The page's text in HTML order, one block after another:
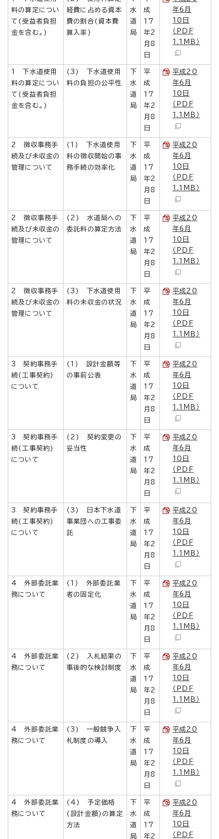
料の算定につい
て(受益者負担
金を含む。)
経費に占める資本
費の割合(資本費
算入率)
水
道
局
成
17
年2
月8
日
年6月
10日
（PDF
1.1MB）
1 下水道使用
料の算定につい
て(受益者負担
金を含む。)
(3) 下水道使用
料の負担の公平性
下
水
道
局
平
成
17
年2
月8
日
平成20
年6月
10日
（PDF
1.1MB）
2 徴収事務手
続及び未収金の
管理について
(1) 下水道使用
料の徴収開始の事
務手続の効率化
下
水
道
局
平
成
17
年2
月8
日
平成20
年6月
10日
（PDF
1.1MB）
2 徴収事務手
続及び未収金の
管理について
(2) 水道局への
委託料の算定方法
下
水
道
局
平
成
17
年2
月8
日
平成20
年6月
10日
（PDF
1.1MB）
2 徴収事務手
続及び未収金の
管理について
(3) 下水道使用
料の未収金の状況
下
水
道
局
平
成
17
年2
月8
日
平成20
年6月
10日
（PDF
1.1MB）
3 契約事務手
続(工事契約)
について
(1) 設計金額等
の事前公表
下
水
道
局
平
成
17
年2
月8
日
平成20
年6月
10日
（PDF
1.1MB）
3 契約事務手
続(工事契約)
について
(2) 契約変更の
妥当性
下
水
道
局
平
成
17
年2
月8
日
平成20
年6月
10日
（PDF
1.1MB）
3 契約事務手
続(工事契約)
について
(3) 日本下水道
事業団への工事委
託
下
水
道
局
平
成
17
年2
月8
日
平成20
年6月
10日
（PDF
1.1MB）
4 外部委託業
務について
(1) 外部委託業
者の固定化
下
水
道
局
平
成
17
年2
月8
日
平成20
年6月
10日
（PDF
1.1MB）
4 外部委託業
務について
(2) 入札結果の
事後的な検討制度
下
水
道
局
平
成
17
年2
月8
日
平成20
年6月
10日
（PDF
1.1MB）
4 外部委託業
務について
(3) 一般競争入
札制度の導入
下
水
道
局
平
成
17
年2
月8
日
平成20
年6月
10日
（PDF
1.1MB）
4 外部委託業
務について
(4) 予定価格
(設計金額)の算定
方法
下
水
道
局
平
成
17
年2
平成20
年6月
10日
（PDF